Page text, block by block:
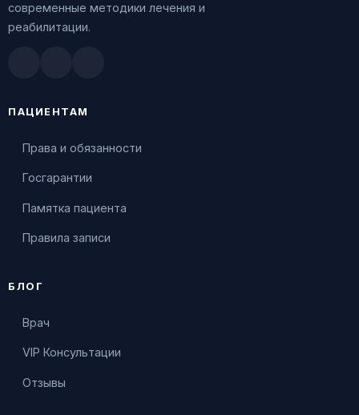
современные методики лечения и
реабилитации.
ПАЦИЕНТАМ
Права и обязанности
Госгарантии
Памятка пациента
Правила записи
БЛОГ
Врач
VIP Консультации
Отзывы